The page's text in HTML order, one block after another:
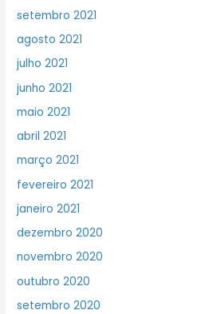
setembro 2021
agosto 2021
julho 2021
junho 2021
maio 2021
abril 2021
março 2021
fevereiro 2021
janeiro 2021
dezembro 2020
novembro 2020
outubro 2020
setembro 2020